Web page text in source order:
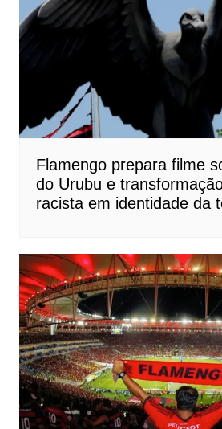
Flamengo prepara filme
do Urubu e
racista em identidade da